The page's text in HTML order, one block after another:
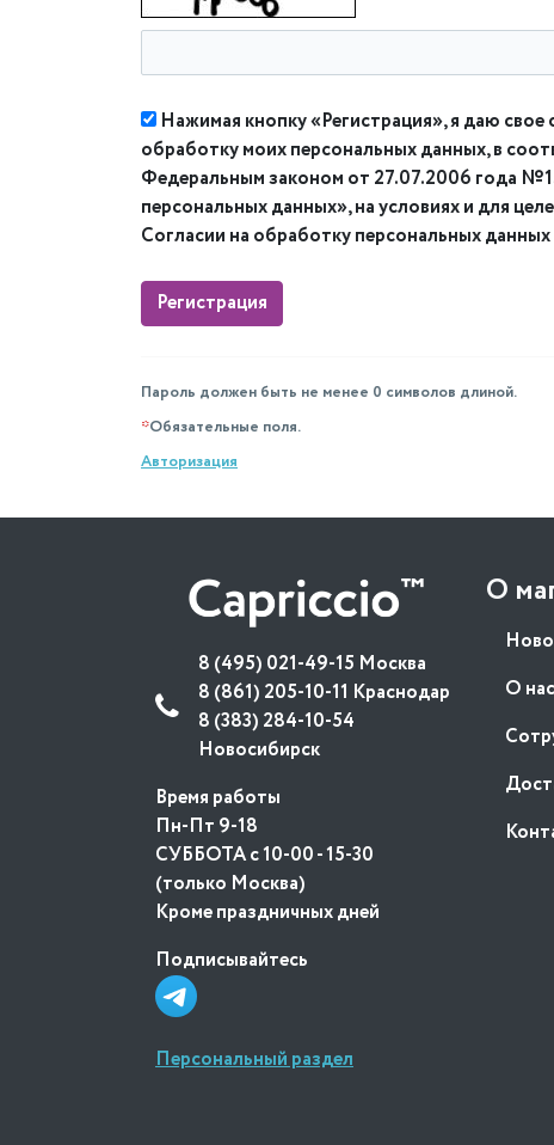
Нажимая кнопку «Регистрация», я даю свое
обработку моих персональных данных, в
Федеральным законом от 27.07.2006 года
персональных данных», на условиях и для
Согласии на обработку персональных данных
Пароль должен быть не менее 0 символов длиной.
*Обязательные поля.
Авторизация
О
О нас
8 (495) 021-49-15 Москва
8 (861) 205-10-11 Краснодар
8 (383) 284-10-54
Новосибирск
Время работы
Пн-Пт 9-18
СУББОТА с 10-00 - 15-30
(только Москва)
Кроме праздничных дней
Подписывайтесь
Персональный раздел